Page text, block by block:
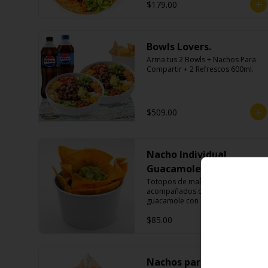
$179.00
Bowls Lovers.
Arma tus 2 Bowls + Nachos Para
Compartir + 2 Refrescos 600ml.
$509.00
Nacho Individual
Guacamole
Totopos de maíz fritos
acompañados de una porción de
guacamole con cebolla morada.
$85.00
Nachos para compartir